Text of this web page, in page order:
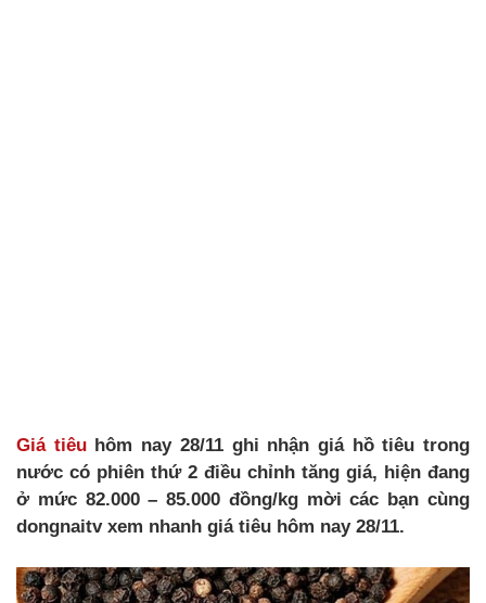
Giá tiêuhôm nay 28/11 ghi nhận giá hồ tiêu trong
nước có phiên thứ 2 điều chỉnh tăng giá, hiện đang
ở mức 82.000 – 85.000 đồng/kg mời các bạn cùng
dongnaitv xem nhanh giá tiêu hôm nay 28/11.